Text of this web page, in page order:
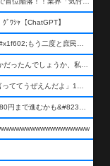
ﾜｼｬ【ChatGPT】
2025年までに家買ってない奴、ハッキリ言って積みです&#x1f602;もう二度と庶民が買える値段になりません&#x1f602;&#x1f602;&#x1f602;
【高市悲報】みんなで大家さんに400万円出資した人「ばかだったんでしょうか、私は&#x1f622;」
Z世代「就職氷河期？努力不足の中年がいつまでも泣き言言っててうぜえんだよ」1万いいね
楽天三木谷「高市バラマキで悪性インフレ加速」「1ドル180円まで進むかも&#8230;もう看過できない」